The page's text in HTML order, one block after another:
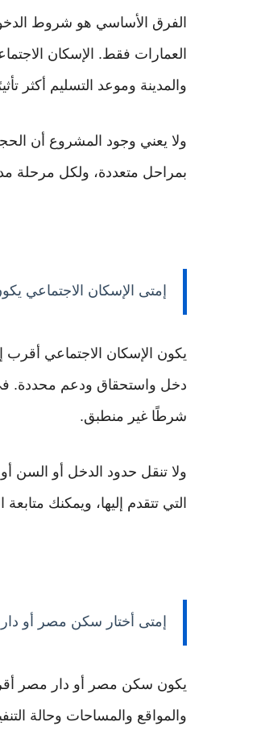
الفرق الأساسي هو شروط
العمارات فقط. الإسكان
والمدينة وموعد التسليم أكثر
ولا يعني وجود المشروع أن
بمراحل متعددة، ولكل مرحلة
إمتى الإسكان الاجتماعي
يكون الإسكان الاجتماعي
دخل واستحقاق ودعم محددة. في
شرطًا غير منطبق.
ولا تنقل حدود الدخل أو السن
التي تتقدم إليها، ويمكنك
إمتى أختار سكن مصر أو
يكون سكن مصر أو دار مصر أقرب
والمواقع والمساحات وحالة